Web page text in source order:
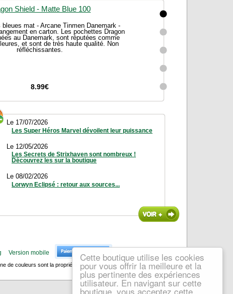
Cette boutique utilise les cookies
pour vous offrir la meilleure et la
plus pertinente des expériences
utilisateur. En navigant sur cette
boutique, vous acceptez cette
Shield - Matte Blue 100
mat - Arcane Tinmen Danemark -
en carton. Les pochettes Dragon
au Danemark, sont réputées comme
et sont de très haute qualité. Non
réfléchissantes.
8.99€
Katana Standard Black - Noir
cartes comme un samouraï avec les
Ultimate Guard ! Faisant honneur à la
japonaise de qualité, ces sleeves
Le 17/07/2026
Les Super Héros Marvel dévoilent leur puissance
Le 12/05/2026
Les Secrets de Strixhaven sont nombreux !
Découvrez les sur la boutique
Le 08/02/2026
Lorwyn Eclipsé : retour aux sources...
Version mobile
de couleurs sont la propriété de Wizards of the Coast, Inc. aux Etats-